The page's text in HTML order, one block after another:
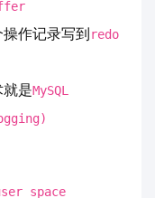
作记录写到redo
是MySQL
space